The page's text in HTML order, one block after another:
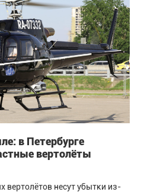
в Петербурге
вертолёты
вертолётов несут убытки из-